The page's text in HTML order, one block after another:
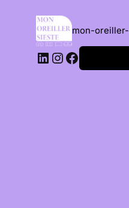
mon-